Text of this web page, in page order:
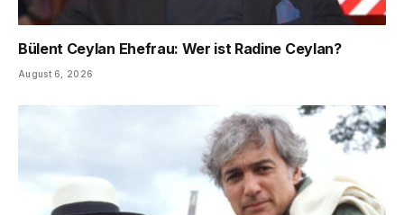
Bülent Ceylan Ehefrau: Wer ist Radine Ceylan?
August 6, 2026